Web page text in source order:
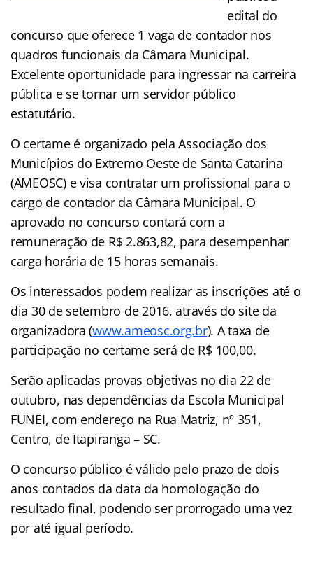
edital do
concurso que oferece 1 vaga de contador nos
quadros funcionais da Câmara Municipal.
Excelente oportunidade para ingressar na carreira
pública e se tornar um servidor público
estatutário.
O certame é organizado pela Associação dos
Municípios do Extremo Oeste de Santa Catarina
(AMEOSC) e visa contratar um profissional para o
cargo de contador da Câmara Municipal. O
aprovado no concurso contará com a
remuneração de R$ 2.863,82, para desempenhar
carga horária de 15 horas semanais.
Os interessados podem realizar as inscrições até o
dia 30 de setembro de 2016, através do site da
organizadora (www.ameosc.org.br). A taxa de
participação no certame será de R$ 100,00.
Serão aplicadas provas objetivas no dia 22 de
outubro, nas dependências da Escola Municipal
FUNEI, com endereço na Rua Matriz, nº 351,
Centro, de Itapiranga – SC.
O concurso público é válido pelo prazo de dois
anos contados da data da homologação do
resultado final, podendo ser prorrogado uma vez
por até igual período.